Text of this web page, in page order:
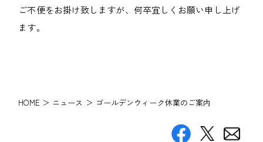
ご不便をお掛け致しますが、何卒宜しくお願い申し上げ
ます。
HOME ＞ ニュース ＞ ゴールデンウィーク休業のご案内